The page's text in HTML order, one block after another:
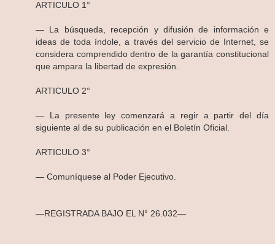
ARTICULO 1°
— La búsqueda, recepción y difusión de información e
ideas de toda índole, a través del servicio de Internet, se
considera comprendido dentro de la garantía constitucional
que ampara la libertad de expresión.
ARTICULO 2°
— La presente ley comenzará a regir a partir del día
siguiente al de su publicación en el Boletín Oficial.
ARTICULO 3°
— Comuníquese al Poder Ejecutivo.
—REGISTRADA BAJO EL N° 26.032—